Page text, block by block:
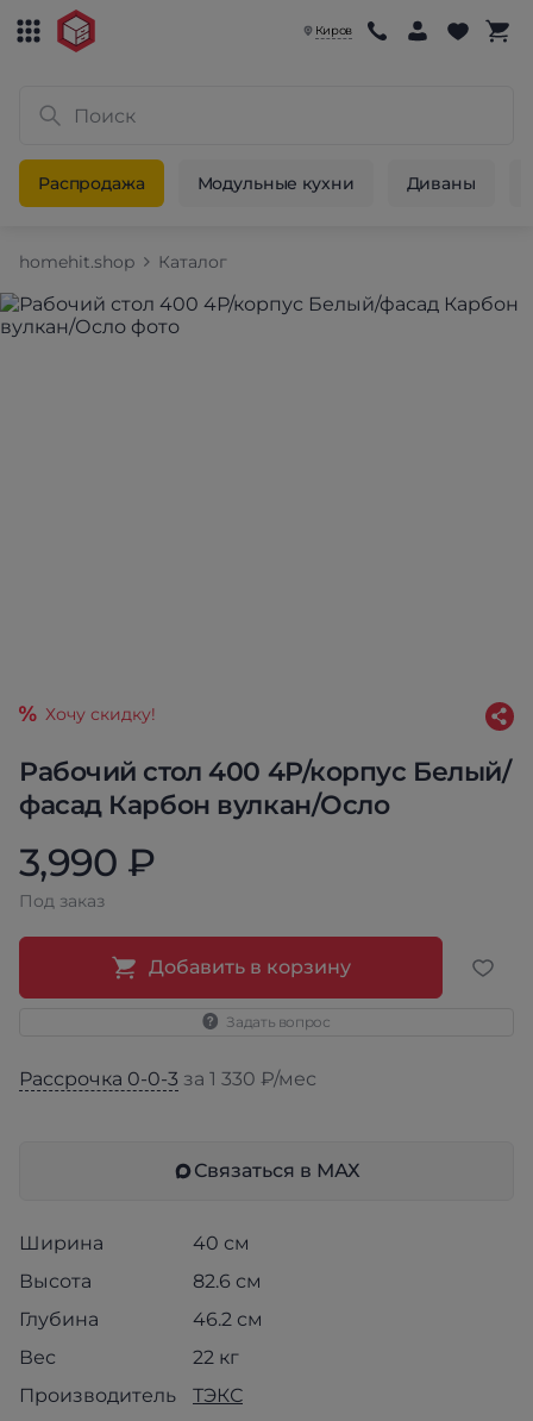
Киров
Распродажа Модульные кухни Диваны
homehit.shop Каталог
Рабочий стол 400 4Р/корпус Белый/
фасад Карбон вулкан/Осло
Хочу скидку!
3,990 ₽
Под заказ
Добавить в корзину
Задать вопрос
Рассрочка 0-0-3 за 1 330 ₽/мес
Связаться в МАХ
Ширина
40 см
Высота
82.6 см
Глубина
46.2 см
Вес
22 кг
Производитель
ТЭКС